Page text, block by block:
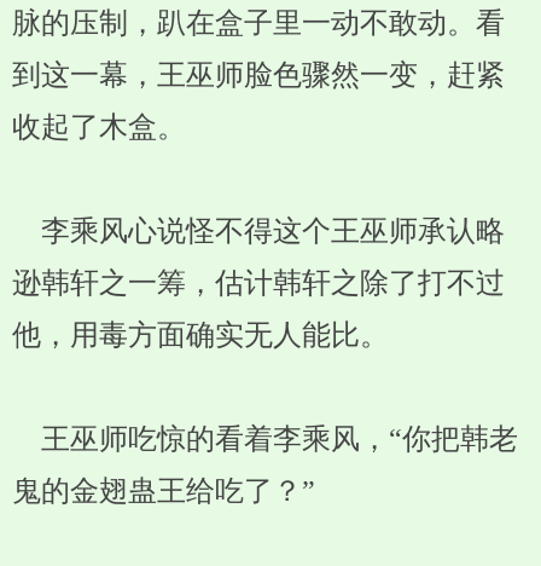
脉的压制，趴在盒子里一动不敢动。看
到这一幕，王巫师脸色骤然一变，赶紧
收起了木盒。
李乘风心说怪不得这个王巫师承认略
逊韩轩之一筹，估计韩轩之除了打不过
他，用毒方面确实无人能比。
王巫师吃惊的看着李乘风，“你把韩老
鬼的金翅蛊王给吃了？”